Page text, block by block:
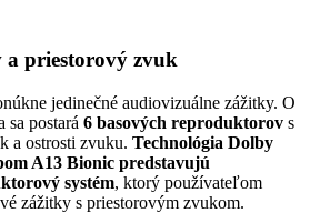
priestorový zvuk
jedinečné audiovizuálne zážitky. O
sa postará 6 basových reproduktorov s
a ostrosti zvuku. Technológia Dolby
A13 Bionic predstavujú
systém, ktorý používateľom
zážitky s priestorovým zvukom.